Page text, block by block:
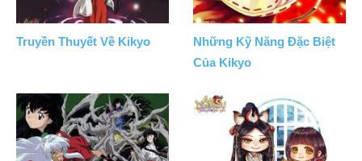
Truyền Thuyết Về Kikyo
Những Kỹ Năng Đặc Biệt
Của Kikyo